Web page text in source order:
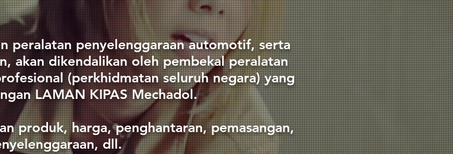
peralatan penyelenggaraan automotif, serta
akan dikendalikan oleh pembekal peralatan
(perkhidmatan seluruh negara) yang
LAMAN KIPAS Mechadol.
produk, harga, penghantaran, pemasangan,
dll.